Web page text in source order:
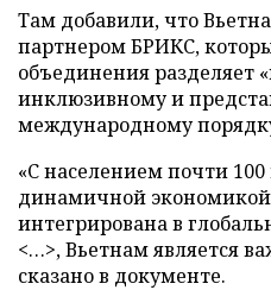
Там добавили, что
партнером БРИКС,
объединения разделяет
инклюзивному и
международному
«С населением почти
динамичной
интегрирована в
<…>, Вьетнам является
сказано в документе.